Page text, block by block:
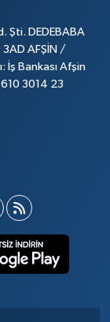
Şti. DEDEBABA
3AD AFŞİN /
İş Bankası Afşin
3014 23